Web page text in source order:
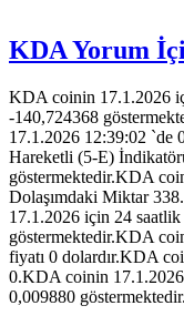
KDA Yorum
KDA coinin 17.1.2026
-140,724368
17.1.2026 12:39:02
Hareketli (5-E)
göstermektedir.KDA
Dolaşımdaki Miktar
17.1.2026 için 24
göstermektedir.KDA
fiyatı 0 dolardır.KDA
0.KDA coinin 17.1.2026
0,009880 göstermektedir.